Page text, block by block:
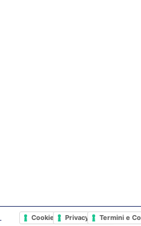
Cookie PolicyPrivacy PolicyTermini e